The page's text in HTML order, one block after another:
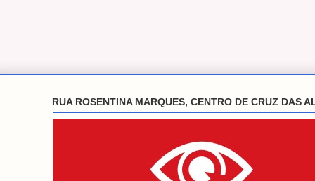
RUA ROSENTINA MARQUES, CENTRO DE CRUZ DAS